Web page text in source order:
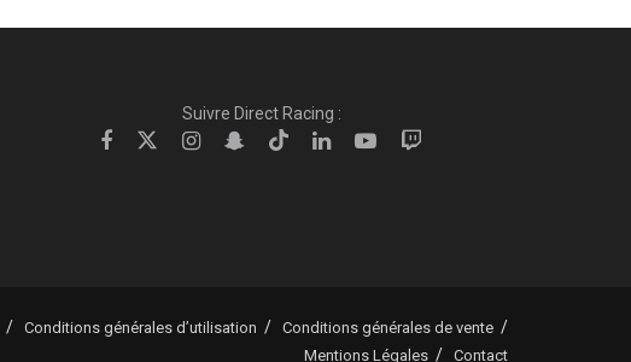
Suivre Direct Racing :
Conditions générales d’utilisation
Conditions générales de vente
Mentions Légales
Contact